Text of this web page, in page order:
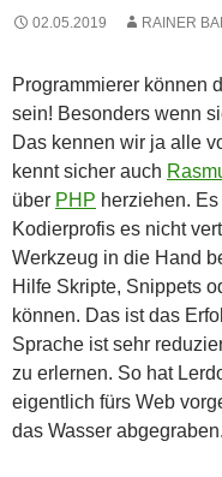
02.05.2019 RAINER
Programmierer können
sein! Besonders wenn
Das kennen wir ja alle
kennt sicher auch
über PHP herziehen.
Kodierprofis es nicht
Werkzeug in die Hand
Hilfe Skripte, Snippets
können. Das ist das
Sprache ist sehr
zu erlernen. So hat
eigentlich fürs Web
das Wasser abgegraben.